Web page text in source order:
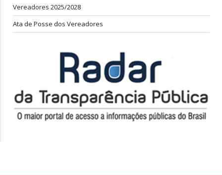
Vereadores 2025/2028
Ata de Posse dos Vereadores